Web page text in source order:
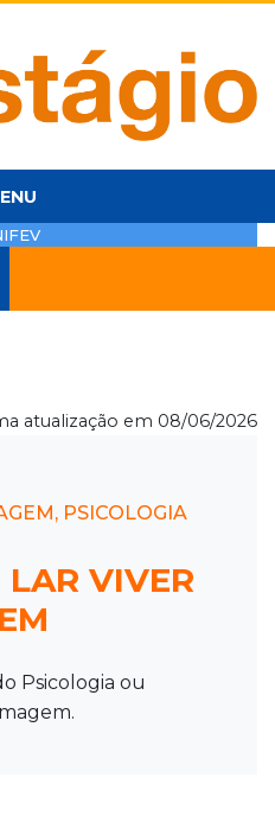
atualização em 08/06/2026
PSICOLOGIA
LAR VIVER
Psicologia ou